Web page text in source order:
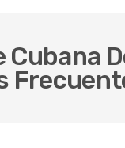
Cubana